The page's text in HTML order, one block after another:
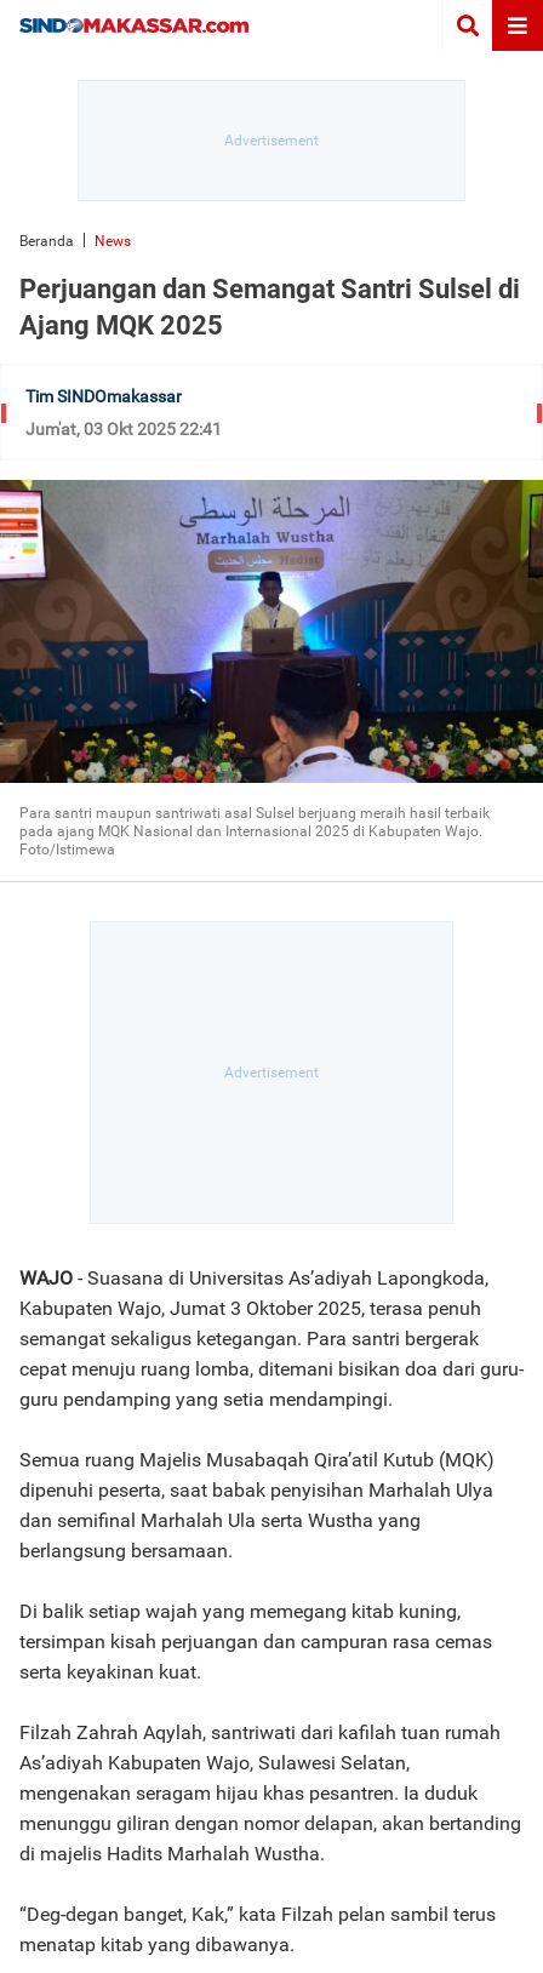
Beranda News
Perjuangan dan Semangat Santri Sulsel di
Ajang MQK 2025
Tim SINDOmakassar
Jum'at, 03 Okt 2025 22:41
Para santri maupun santriwati asal Sulsel berjuang meraih hasil terbaik
pada ajang MQK Nasional dan Internasional 2025 di Kabupaten Wajo.
Foto/Istimewa
WAJO - Suasana di Universitas As’adiyah Lapongkoda,
Kabupaten Wajo, Jumat 3 Oktober 2025, terasa penuh
semangat sekaligus ketegangan. Para santri bergerak
cepat menuju ruang lomba, ditemani bisikan doa dari guru-
guru pendamping yang setia mendampingi.
Semua ruang Majelis Musabaqah Qira’atil Kutub (MQK)
dipenuhi peserta, saat babak penyisihan Marhalah Ulya
dan semifinal Marhalah Ula serta Wustha yang
berlangsung bersamaan.
Di balik setiap wajah yang memegang kitab kuning,
tersimpan kisah perjuangan dan campuran rasa cemas
serta keyakinan kuat.
Filzah Zahrah Aqylah, santriwati dari kafilah tuan rumah
As’adiyah Kabupaten Wajo, Sulawesi Selatan,
mengenakan seragam hijau khas pesantren. Ia duduk
menunggu giliran dengan nomor delapan, akan bertanding
di majelis Hadits Marhalah Wustha.
“Deg-degan banget, Kak,” kata Filzah pelan sambil terus
menatap kitab yang dibawanya.